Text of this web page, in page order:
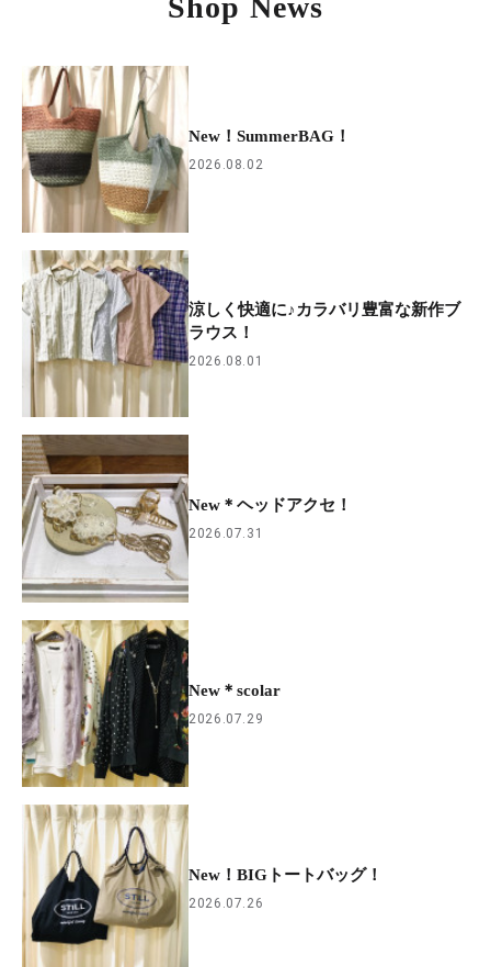
Shop News
New！SummerBAG！
2026.08.02
涼しく快適に♪カラバリ豊富な新作ブ
ラウス！
2026.08.01
New＊ヘッドアクセ！
2026.07.31
New＊scolar
2026.07.29
New！BIGトートバッグ！
2026.07.26